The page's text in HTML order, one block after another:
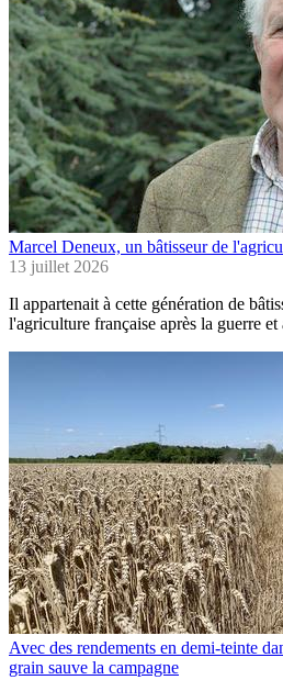
Marcel Deneux, un bâtisseur de
13 juillet 2026
Il appartenait à cette génération de
l'agriculture française après la guerre
Avec des rendements en demi-teinte
grain sauve la campagne